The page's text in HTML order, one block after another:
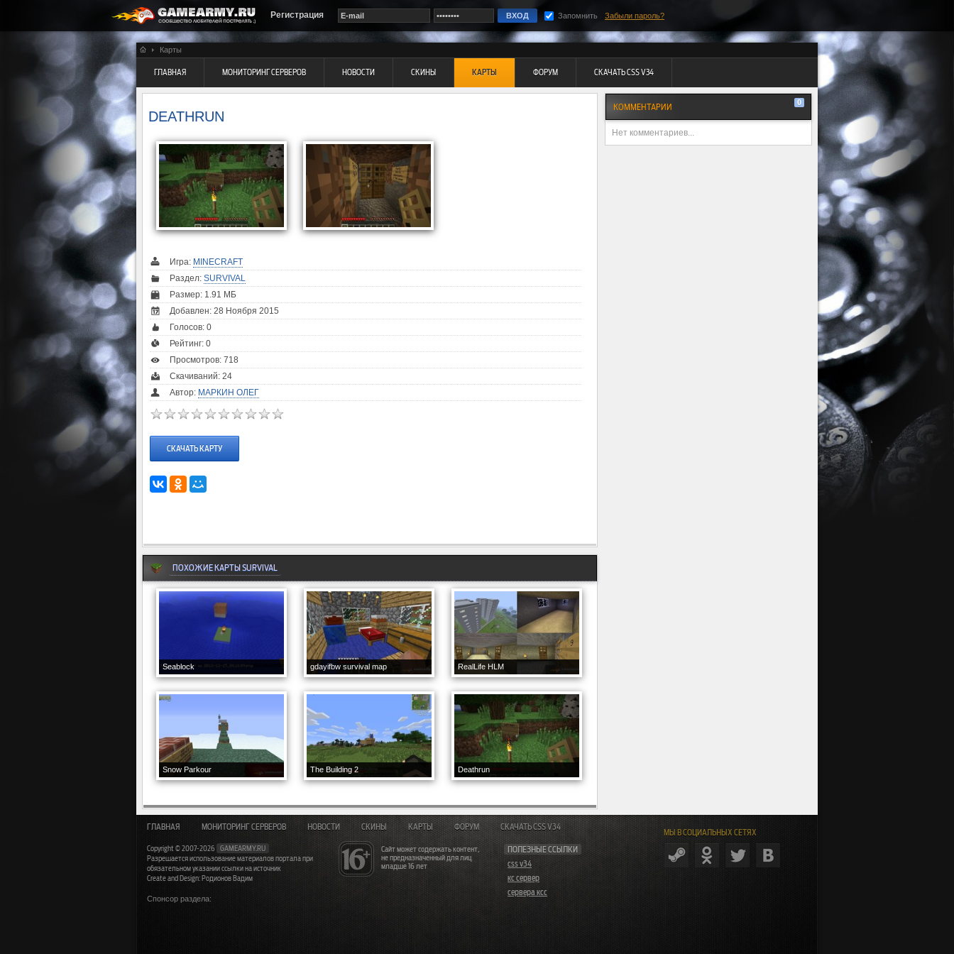
Регистрация Запомнить Забыли пароль?
Карты
ГЛАВНАЯ МОНИТОРИНГ СЕРВЕРОВ НОВОСТИ СКИНЫ КАРТЫ ФОРУМ СКАЧАТЬ CSS V34
DEATHRUN
Игра: MINECRAFT
Раздел: SURVIVAL
Размер: 1.91 МБ
Добавлен: 28 Ноября 2015
Голосов: 0
Рейтинг: 0
Просмотров: 718
Скачиваний: 24
Автор: МАРКИН ОЛЕГ
СКАЧАТЬ КАРТУ
ПОХОЖИЕ КАРТЫ SURVIVAL
Seablock gdayifbw survival map RealLife HLM
Snow Parkour The Building 2 Deathrun
КОММЕНТАРИИ 0
Нет комментариев...
МЫ В СОЦИАЛЬНЫХ СЕТЯХ
Сайт может содержать контент,
не предназначенный для лиц
младше 16 лет
ПОЛЕЗНЫЕ ССЫЛКИ
css v34
кс сервер
сервера ксс
ГЛАВНАЯ МОНИТОРИНГ СЕРВЕРОВ НОВОСТИ СКИНЫ КАРТЫ ФОРУМ СКАЧАТЬ CSS V34
Copyright © 2007-2026
GAMEARMY.RU
Разрешается использование материалов портала при
обязательном указании ссылки на источник
Create and Design: Родионов Вадим
Спонсор раздела: